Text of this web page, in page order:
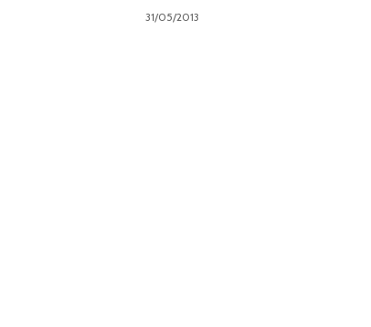
31/05/2013